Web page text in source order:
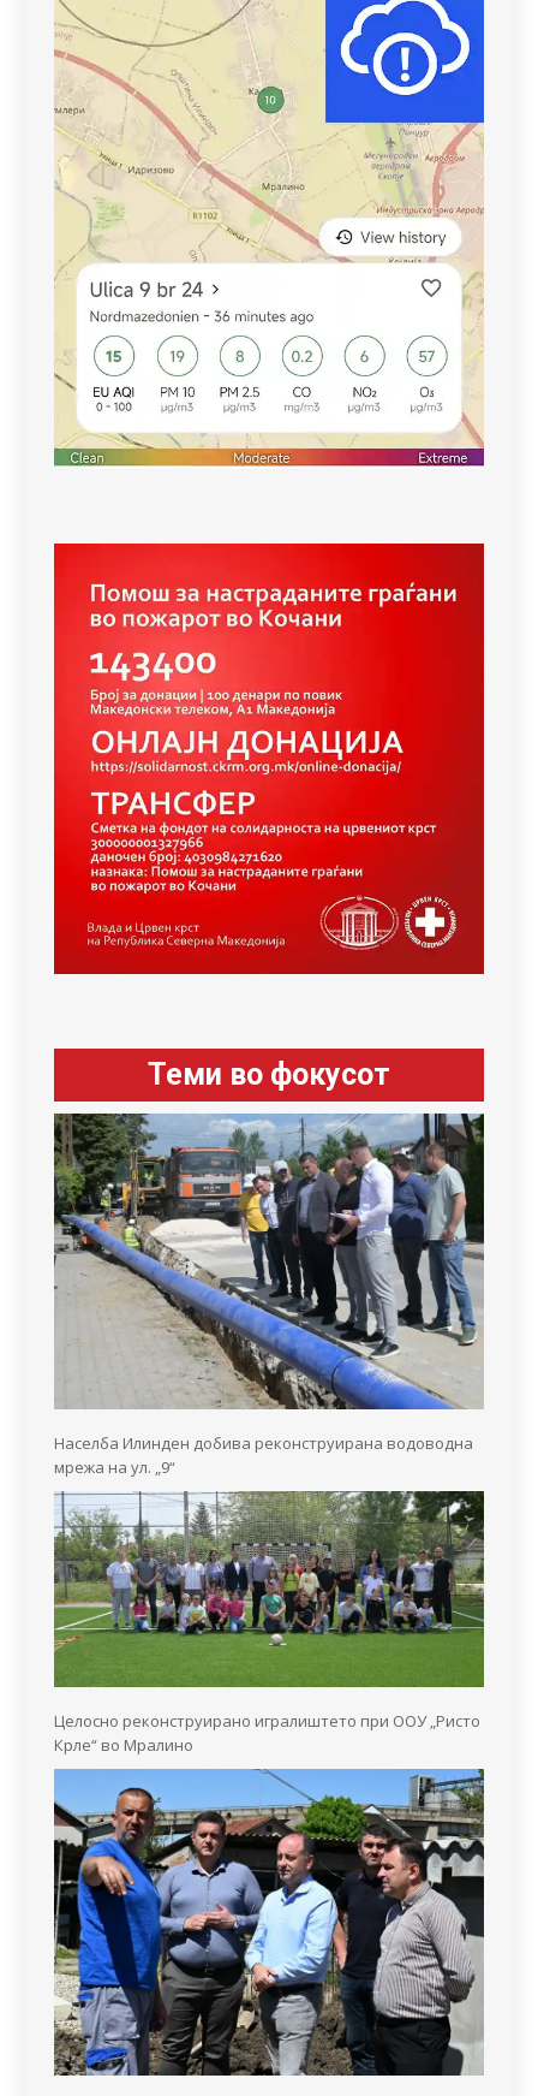
Теми во фокусот
Населба Илинден добива реконструирана водоводна
мрежа на ул. „9“
Целосно реконструирано игралиштето при ООУ „Ристо
Крле“ во Мралино